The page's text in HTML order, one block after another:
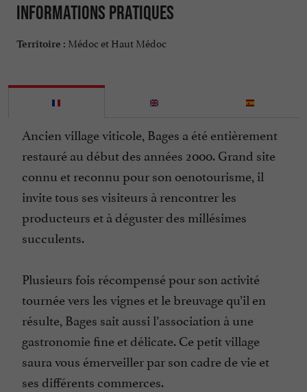
Informations pratiques
Territoire : Médoc et Haut Médoc
Ancien village viticole, Bages a été entièrement
restauré au début des années 2000. Grand site
connu et reconnu pour son oenotourisme, il
invite tous ses visiteurs à rencontrer les
producteurs et à déguster des millésimes
succulents.
Plusieurs fois récompensé pour son activité
tournée vers les vignes et le breuvage qu’il en
résulte, Bages sait aussi l’association à une
gastronomie fine et délicate. Ce petit village
saura vous émerveiller par son cadre de vie et
ses différents commerces.